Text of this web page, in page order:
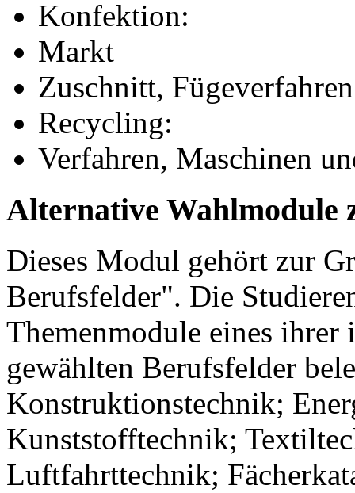
Konfektion:
Markt
Zuschnitt,
Recycling:
Verfahren, Maschinen
Alternative Wahlmodule
Dieses Modul gehört zur
Berufsfelder". Die
Themenmodule eines ihrer
gewählten Berufsfelder
Konstruktionstechnik;
Kunststofftechnik;
Luftfahrttechnik;